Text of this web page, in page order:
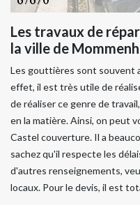
Les travaux de
la ville de
Les gouttières sont souvent
effet, il est très utile de
de réaliser ce genre de
en la matière. Ainsi, on peut
Castel couverture. Il a
sachez qu'il respecte les
d'autres renseignements,
locaux. Pour le devis, il est